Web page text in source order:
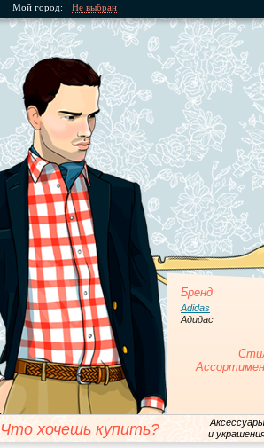
Мой город: Не выбран
Бренд
Adidas
Адидас
Что хочешь купить?
Аксессуары
и